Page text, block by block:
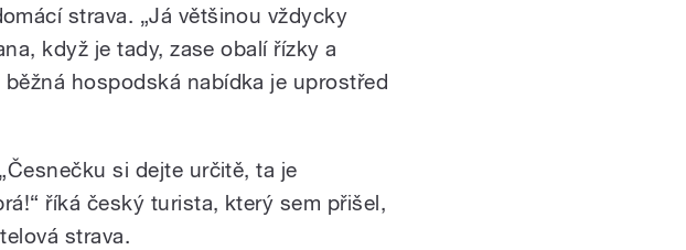
strava. „Já většinou vždycky
když je tady, zase obalí řízky a
hospodská nabídka je uprostřed
si dejte určitě, ta je
říká český turista, který sem přišel,
strava.